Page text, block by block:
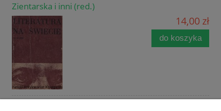
Zientarska i inni (red.)
14,00 zł
do koszyka